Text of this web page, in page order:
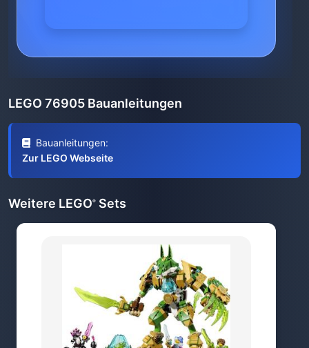
LEGO 76905 Bauanleitungen
Bauanleitungen:
Zur LEGO Webseite
Weitere LEGO® Sets